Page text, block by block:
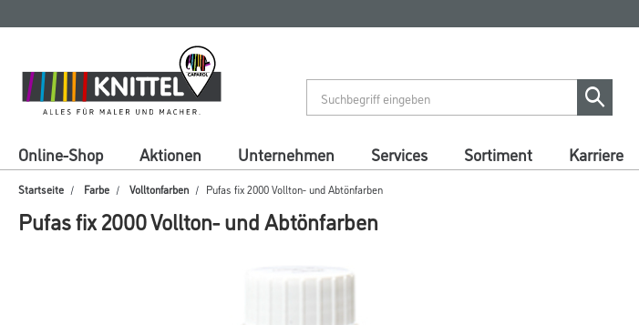
springen
springen
Online-Shop Aktionen Unternehmen Services Sortiment Karriere
Startseite Farbe Volltonfarben Pufas fix 2000 Vollton- und Abtönfarben
Pufas fix 2000 Vollton- und Abtönfarben